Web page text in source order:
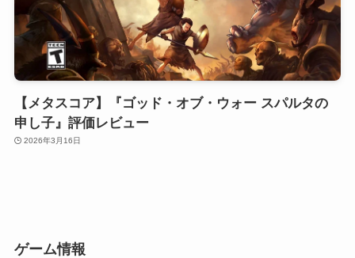
【メタスコア】『ゴッド・オブ・ウォー スパルタの
申し子』評価レビュー
2026年3月16日
ゲーム情報